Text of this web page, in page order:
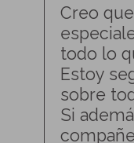
Creo
todo lo
Estoy
sobre
Si